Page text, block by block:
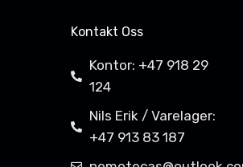
Kontakt Oss
Kontor: +47 918 29
124
Nils Erik / Varelager:
+47 913 83 187